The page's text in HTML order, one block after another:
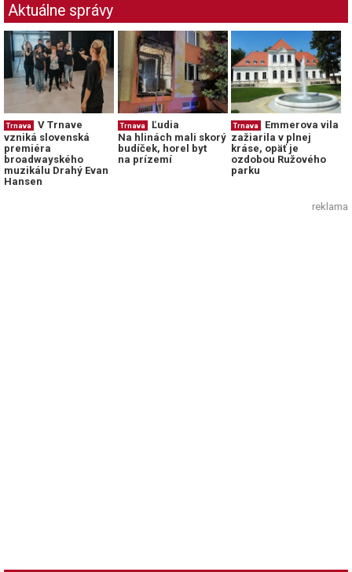
Aktuálne správy
Trnava
V Trnave
vzniká slovenská
premiéra
broadwayského
muzikálu Drahý Evan
Hansen
Trnava
Ľudia
Na hlinách mali skorý
budíček, horel byt
na prízemí
Trnava
Emmerova vila
zažiarila v plnej
kráse, opäť je
ozdobou Ružového
parku
reklama